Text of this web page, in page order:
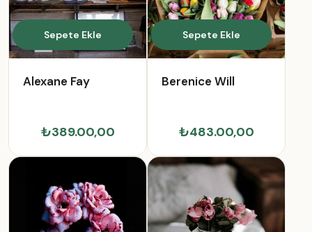
Sepete Ekle
Alexane Fay
₺389.00,00
Sepete Ekle
Berenice Will
₺483.00,00